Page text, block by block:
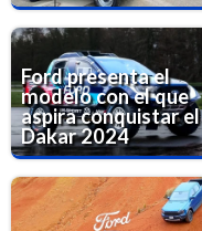
Ford presenta el
modelo con el que
aspira conquistar el
Dakar 2024